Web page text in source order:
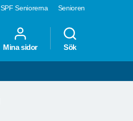
SPF Seniorerna Senioren
Mina sidor Sök